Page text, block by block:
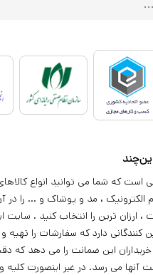
است که شما می توانید انواع
الکترونیک ، مد و پوشاک و ... را در
ارزان ترین را انتخاب کنید . سایت
کنندگانی دارد که سفارشات را تهیه
خریداران این ضمانت را می دهد که
آنها می رسد. در غیر اینصورت کلیه